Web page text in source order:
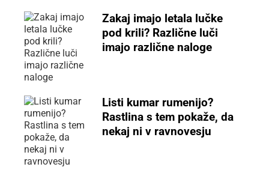
Zakaj imajo letala lučke
pod krili? Različne luči
imajo različne naloge
Listi kumar rumenijo?
Rastlina s tem pokaže, da
nekaj ni v ravnovesju